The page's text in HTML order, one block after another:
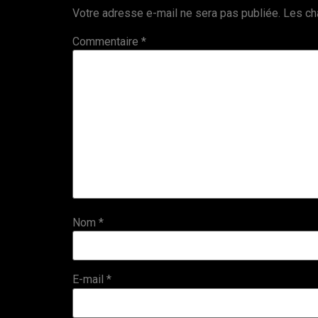
Votre adresse e-mail ne sera pas publiée. Les
Commentaire *
Nom *
E-mail *